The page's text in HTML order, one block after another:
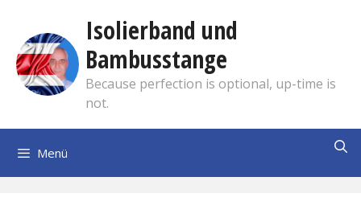
springen
Isolierband und
Bambusstange
Because perfection is optional, up-time is
not.
Menü